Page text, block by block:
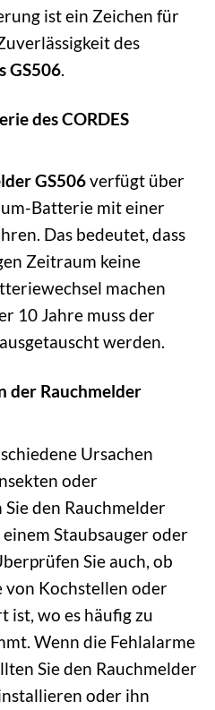
ist ein Zeichen für
des
GS506.
des CORDES
GS506verfügt über
Batterie mit einer
Das bedeutet, dass
Zeitraum keine
machen
10 Jahre muss der
werden.
der Rauchmelder
Ursachen
oder
Sie den Rauchmelder
Staubsauger oder
Sie auch, ob
von Kochstellen oder
ist, wo es häufig zu
Wenn die Fehlalarme
Sie den Rauchmelder
oder ihn